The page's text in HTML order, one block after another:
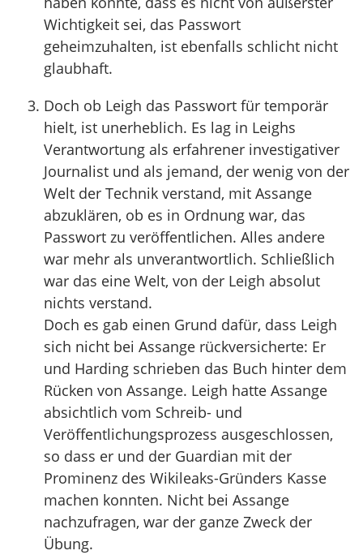
Wichtigkeit sei, das Passwort
geheimzuhalten, ist ebenfalls schlicht nicht
glaubhaft.
Doch ob Leigh das Passwort für temporär
hielt, ist unerheblich. Es lag in Leighs
Verantwortung als erfahrener investigativer
Journalist und als jemand, der wenig von der
Welt der Technik verstand, mit Assange
abzuklären, ob es in Ordnung war, das
Passwort zu veröffentlichen. Alles andere
war mehr als unverantwortlich. Schließlich
war das eine Welt, von der Leigh absolut
nichts verstand.
Doch es gab einen Grund dafür, dass Leigh
sich nicht bei Assange rückversicherte: Er
und Harding schrieben das Buch hinter dem
Rücken von Assange. Leigh hatte Assange
absichtlich vom Schreib- und
Veröffentlichungsprozess ausgeschlossen,
so dass er und der Guardian mit der
Prominenz des Wikileaks-Gründers Kasse
machen konnten. Nicht bei Assange
nachzufragen, war der ganze Zweck der
Übung.